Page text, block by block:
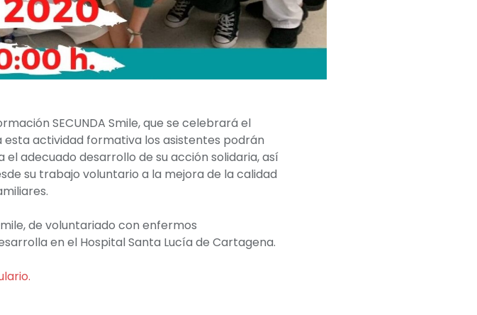
SECUNDA Smile, que se celebrará el
actividad formativa los asistentes podrán
adecuado desarrollo de su acción solidaria, así
su trabajo voluntario a la mejora de la calidad
de voluntariado con enfermos
en el Hospital Santa Lucía de Cartagena.